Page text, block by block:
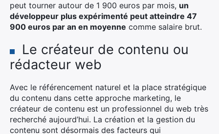
peut tourner autour de 1 900 euros par mois, un
développeur plus expérimenté peut atteindre 47
900 euros par an en moyenne comme salaire brut.
Le créateur de contenu ou
rédacteur web
Avec le référencement naturel et la place stratégique
du contenu dans cette approche marketing, le
créateur de contenu est un professionnel du web très
recherché aujourd’hui. La création et la gestion du
contenu sont désormais des facteurs qui